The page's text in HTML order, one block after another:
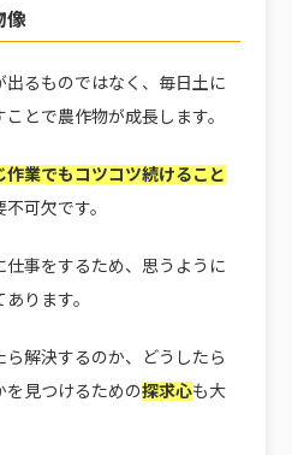
像
るものではなく、毎日土に
とで農作物が成長します。
作業でもコツコツ続けること
可欠です。
仕事をするため、思うように
ります。
解決するのか、どうしたら
を見つけるための探求心も大